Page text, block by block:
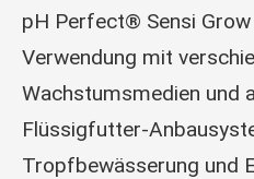
pH Perfect® Sensi
Verwendung mit
Wachstumsmedien und
Flüssigfutter-
Tropfbewässerung und